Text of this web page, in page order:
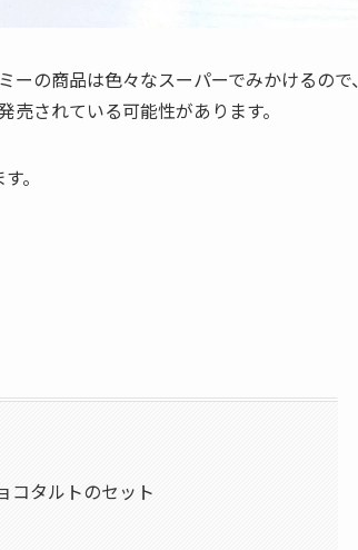
の商品は色々なスーパーでみかけるので、
されている可能性があります。
。
コタルトのセット